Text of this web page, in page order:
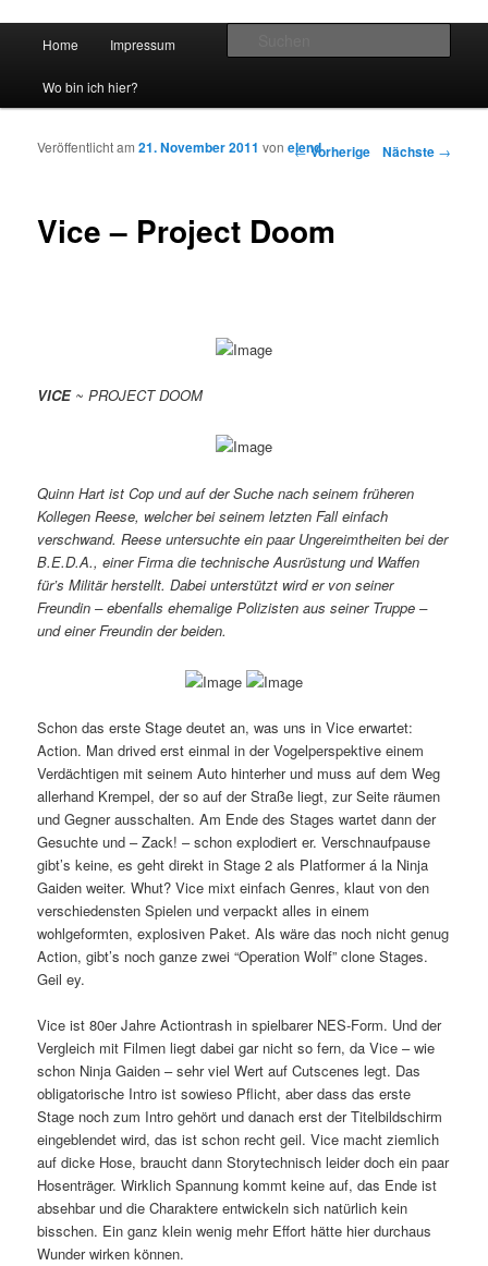
vidgames.de
Zum Inhalt wechseln
Zum sekundären Inhalt wechseln
Home Impressum
Wo bin ich hier?
Artikelnavigation
←Vorherige Nächste →
Vice – Project Doom
Veröffentlicht am21. November 2011 vonelend
VICE~ PROJECT DOOM
Quinn Hart ist Cop und auf der Suche nach seinem früheren
Kollegen Reese, welcher bei seinem letzten Fall einfach
verschwand. Reese untersuchte ein paar Ungereimtheiten bei der
B.E.D.A., einer Firma die technische Ausrüstung und Waffen
für’s Militär herstellt. Dabei unterstützt wird er von seiner
Freundin – ebenfalls ehemalige Polizisten aus seiner Truppe –
und einer Freundin der beiden.
Schon das erste Stage deutet an, was uns in Vice erwartet:
Action. Man drived erst einmal in der Vogelperspektive einem
Verdächtigen mit seinem Auto hinterher und muss auf dem Weg
allerhand Krempel, der so auf der Straße liegt, zur Seite räumen
und Gegner ausschalten. Am Ende des Stages wartet dann der
Gesuchte und – Zack! – schon explodiert er. Verschnaufpause
gibt’s keine, es geht direkt in Stage 2 als Platformer á la Ninja
Gaiden weiter. Whut? Vice mixt einfach Genres, klaut von den
verschiedensten Spielen und verpackt alles in einem
wohlgeformten, explosiven Paket. Als wäre das noch nicht genug
Action, gibt’s noch ganze zwei “Operation Wolf” clone Stages.
Geil ey.
Vice ist 80er Jahre Actiontrash in spielbarer NES-Form. Und der
Vergleich mit Filmen liegt dabei gar nicht so fern, da Vice – wie
schon Ninja Gaiden – sehr viel Wert auf Cutscenes legt. Das
obligatorische Intro ist sowieso Pflicht, aber dass das erste
Stage noch zum Intro gehört und danach erst der Titelbildschirm
eingeblendet wird, das ist schon recht geil. Vice macht ziemlich
auf dicke Hose, braucht dann Storytechnisch leider doch ein paar
Hosenträger. Wirklich Spannung kommt keine auf, das Ende ist
absehbar und die Charaktere entwickeln sich natürlich kein
bisschen. Ein ganz klein wenig mehr Effort hätte hier durchaus
Wunder wirken können.